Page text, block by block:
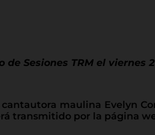
Sesiones TRM el viernes
maulina Evelyn
transmitido por la página